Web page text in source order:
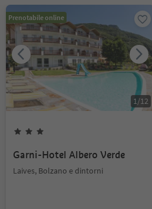
Prenotabile online
1/12
Garni-Hotel Albero Verde
Laives, Bolzano e dintorni